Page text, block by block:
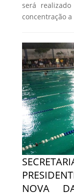
será
concentração
NOVA